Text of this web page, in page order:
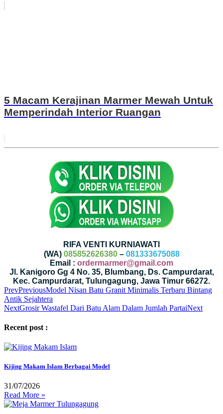
5 Macam Kerajinan Marmer Mewah Untuk
Memperindah Interior Ruangan
RIFA VENTI KURNIAWATI
(WA) 085852626380– 081333675088
Email : ordermarmer@gmail.com
Jl. Kanigoro Gg 4 No. 35, Blumbang, Ds. Campurdarat,
Kec. Campurdarat, Tulungagung, Jawa Timur 66272.
PrevPreviousModel Nisan Batu Granit Minimalis Terbaru Bintang
Antik Sejahtera
NextGrosir Wastafel Dari Batu Alam Dalam Jumlah PartaiNext
Recent post :
Kijing Makam Islam Berbagai Model
31/07/2026
Read More »